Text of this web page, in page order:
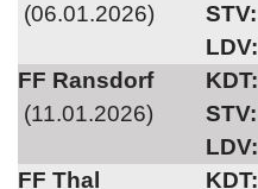
(06.01.2026)
STV:
LDV:
FF Ransdorf
KDT:
(11.01.2026)
STV:
LDV:
FF Thal
KDT: